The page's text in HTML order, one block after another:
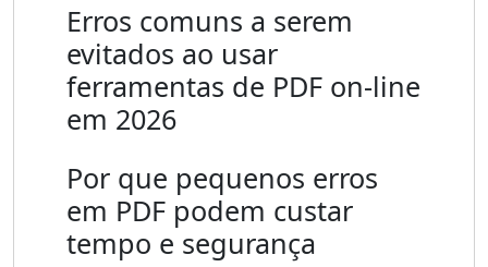
Erros comuns a serem
evitados ao usar
ferramentas de PDF on-line
em 2026
Por que pequenos erros
em PDF podem custar
tempo e segurança